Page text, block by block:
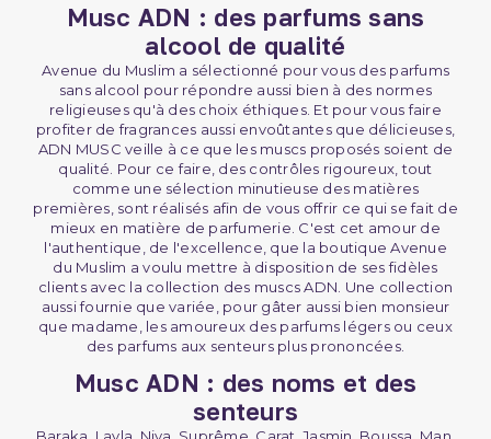
Musc ADN : des parfums sans
alcool de qualité
Avenue du Muslim a sélectionné pour vous des parfums
sans alcool pour répondre aussi bien à des normes
religieuses qu'à des choix éthiques. Et pour vous faire
profiter de fragrances aussi envoûtantes que délicieuses,
ADN MUSC veille à ce que les muscs proposés soient de
qualité. Pour ce faire, des contrôles rigoureux, tout
comme une sélection minutieuse des matières
premières, sont réalisés afin de vous offrir ce qui se fait de
mieux en matière de parfumerie. C'est cet amour de
l'authentique, de l'excellence, que la boutique Avenue
du Muslim a voulu mettre à disposition de ses fidèles
clients avec la collection des muscs ADN. Une collection
aussi fournie que variée, pour gâter aussi bien monsieur
que madame, les amoureux des parfums légers ou ceux
des parfums aux senteurs plus prononcées.
Musc ADN : des noms et des
senteurs
Baraka, Layla, Niya, Suprême, Carat, Jasmin, Boussa, Man,